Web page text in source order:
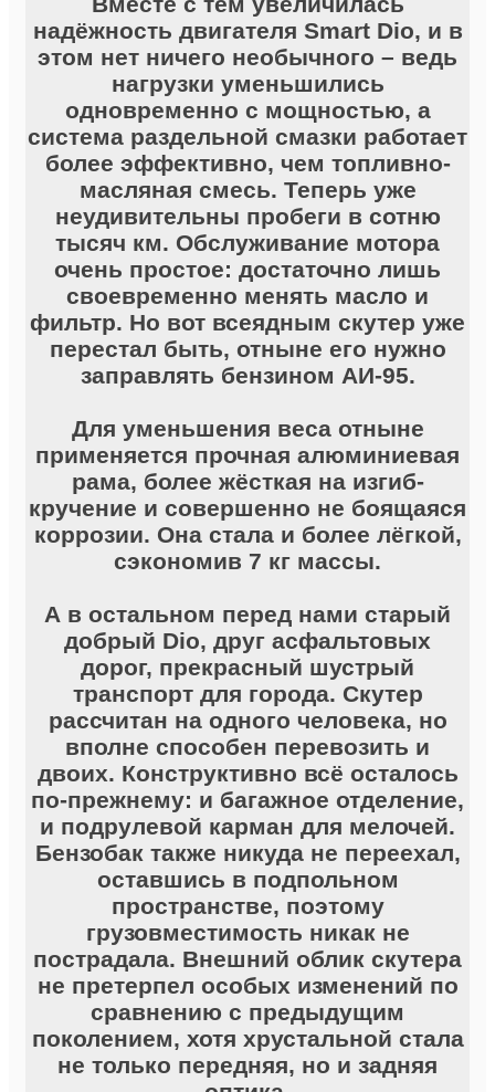
надёжность двигателя Smart Dio, и в
этом нет ничего необычного – ведь
нагрузки уменьшились
одновременно с мощностью, а
система раздельной смазки работает
более эффективно, чем топливно-
масляная смесь. Теперь уже
неудивительны пробеги в сотню
тысяч км. Обслуживание мотора
очень простое: достаточно лишь
своевременно менять масло и
фильтр. Но вот всеядным скутер уже
перестал быть, отныне его нужно
заправлять бензином АИ-95.
Для уменьшения веса отныне
применяется прочная алюминиевая
рама, более жёсткая на изгиб-
кручение и совершенно не боящаяся
коррозии. Она стала и более лёгкой,
сэкономив 7 кг массы.
А в остальном перед нами старый
добрый Dio, друг асфальтовых
дорог, прекрасный шустрый
транспорт для города. Скутер
рассчитан на одного человека, но
вполне способен перевозить и
двоих. Конструктивно всё осталось
по-прежнему: и багажное отделение,
и подрулевой карман для мелочей.
Бензобак также никуда не переехал,
оставшись в подпольном
пространстве, поэтому
грузовместимость никак не
пострадала. Внешний облик скутера
не претерпел особых изменений по
сравнению с предыдущим
поколением, хотя хрустальной стала
не только передняя, но и задняя